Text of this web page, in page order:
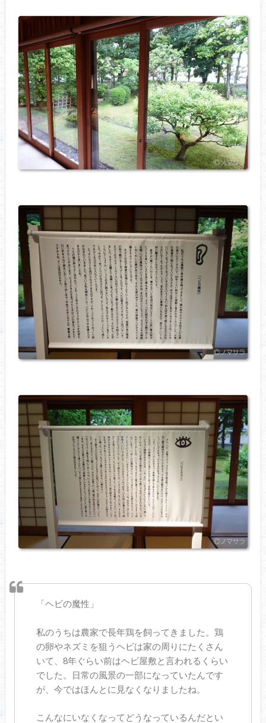
「ヘビの魔性」
私のうちは農家で長年鶏を飼ってきました。鶏
の卵やネズミを狙うヘビは家の周りにたくさん
いて、8年ぐらい前はヘビ屋敷と言われるくらい
でした。日常の風景の一部になっていたんです
が、今ではほんとに見なくなりましたね。
こんなにいなくなってどうなっているんだとい